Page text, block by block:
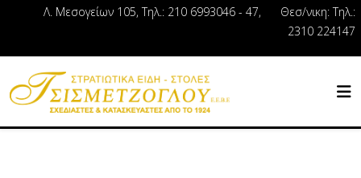
Λ. Μεσογείων 105, Τηλ.: 210 6993046 - 47, Θεσ/νικη: Τηλ.:
2310 224147